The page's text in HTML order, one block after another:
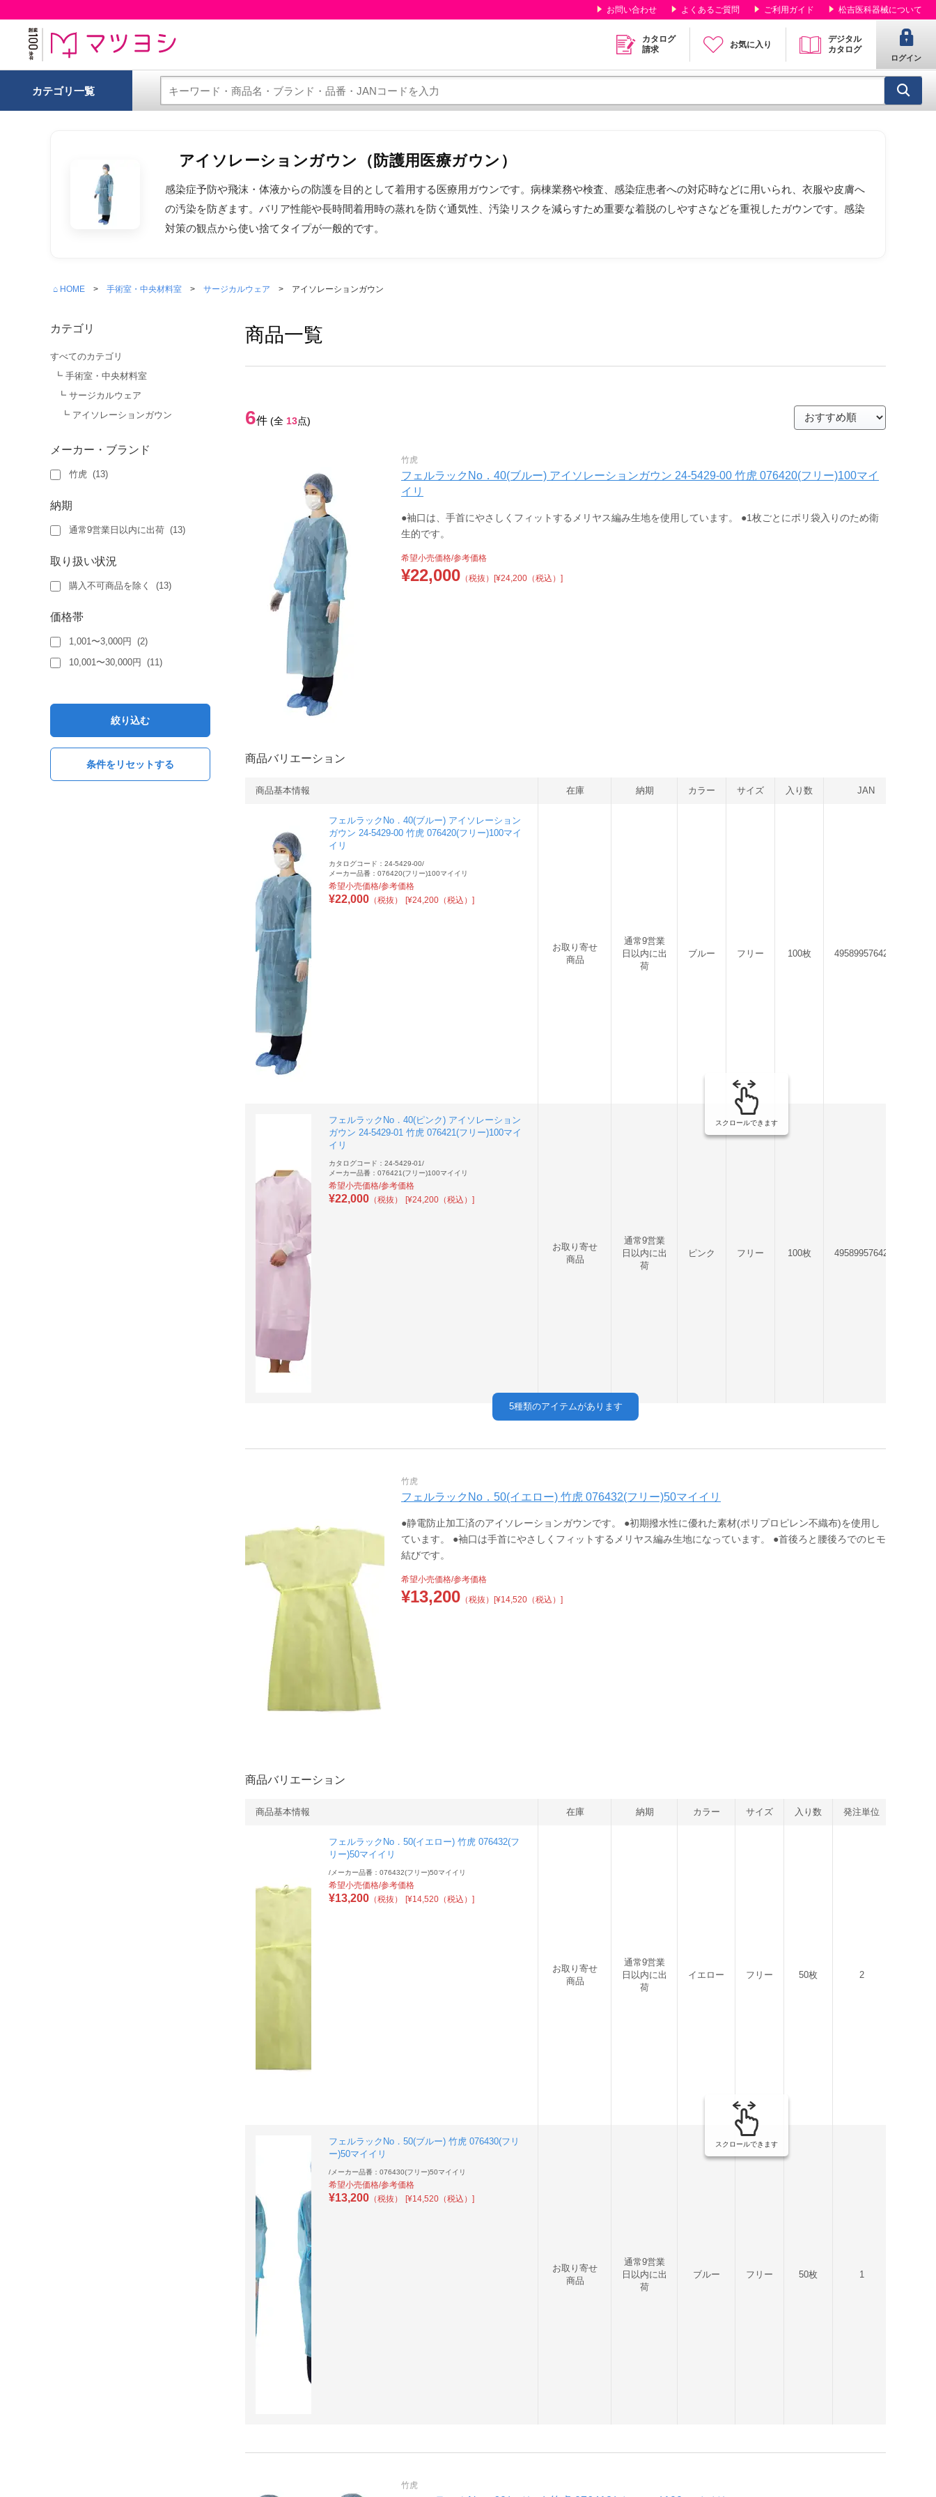
お問い合わせ よくあるご質問 ご利用ガイド 松吉医科器械について
カタログ
請求
お気に入り
デジタル
カタログ
ログイン
カテゴリ一覧
アイソレーションガウン（防護用医療ガウン）
感染症予防や飛沫・体液からの防護を目的として着用する医療用ガウンです。病棟業務や検査、感染症患者への対応時などに用いられ、衣服や皮膚へ
の汚染を防ぎます。バリア性能や長時間着用時の蒸れを防ぐ通気性、汚染リスクを減らすため重要な着脱のしやすさなどを重視したガウンです。感染
対策の観点から使い捨てタイプが一般的です。
⌂ HOME 手術室・中央材料室 サージカルウェア アイソレーションガウン
商品一覧
6件 (全 13点)
竹虎
フェルラックNo．40(ブルー) アイソレーションガウン 24-5429-00 竹虎 076420(フリー)100マイ
イリ
●袖口は、手首にやさしくフィットするメリヤス編み生地を使用しています。 ●1枚ごとにポリ袋入りのため衛
生的です。
希望小売価格/参考価格
¥22,000 （税抜） [¥24,200（税込）]
商品バリエーション
商品基本情報 在庫 納期 カラー サイズ 入り数 JAN
フェルラックNo．40(ブルー) アイソレーション
ガウン 24-5429-00 竹虎 076420(フリー)100マイ
イリ
カタログコード：24-5429-00/
メーカー品番：076420(フリー)100マイイリ
希望小売価格/参考価格
¥22,000 （税抜） [¥24,200（税込）]
お取り寄せ
商品
通常9営業
日以内に出
荷
ブルー フリー 100枚 4958995764208
フェルラックNo．40(ピンク) アイソレーション
ガウン 24-5429-01 竹虎 076421(フリー)100マイ
イリ
カタログコード：24-5429-01/
メーカー品番：076421(フリー)100マイイリ
希望小売価格/参考価格
¥22,000 （税抜） [¥24,200（税込）]
お取り寄せ
商品
通常9営業
日以内に出
荷
ピンク フリー 100枚 4958995764215
スクロールできます
5種類のアイテムがあります
竹虎
フェルラックNo．50(イエロー) 竹虎 076432(フリー)50マイイリ
●静電防止加工済のアイソレーションガウンです。 ●初期撥水性に優れた素材(ポリプロピレン不織布)を使用し
ています。 ●袖口は手首にやさしくフィットするメリヤス編み生地になっています。 ●首後ろと腰後ろでのヒモ
結びです。
希望小売価格/参考価格
¥13,200 （税抜） [¥14,520（税込）]
商品バリエーション
商品基本情報 在庫 納期 カラー サイズ 入り数 発注単位
フェルラックNo．50(イエロー) 竹虎 076432(フ
リー)50マイイリ
/ メーカー品番：076432(フリー)50マイイリ
希望小売価格/参考価格
¥13,200 （税抜） [¥14,520（税込）]
お取り寄せ
商品
通常9営業
日以内に出
荷
イエロー フリー 50枚 2
フェルラックNo．50(ブルー) 竹虎 076430(フリ
ー)50マイイリ
/ メーカー品番：076430(フリー)50マイイリ
希望小売価格/参考価格
¥13,200 （税抜） [¥14,520（税込）]
お取り寄せ
商品
通常9営業
日以内に出
荷
ブルー フリー 50枚 1
スクロールできます
竹虎
カテゴリ
すべてのカテゴリ
┗ 手術室・中央材料室
┗ サージカルウェア
┗ アイソレーションガウン
メーカー・ブランド
竹虎 (13)
納期
通常9営業日以内に出荷 (13)
取り扱い状況
購入不可商品を除く (13)
価格帯
1,001〜3,000円 (2)
10,001〜30,000円
(11)
絞り込む
条件をリセットする